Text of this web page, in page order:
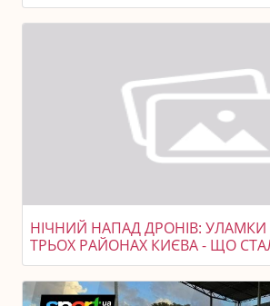
НІЧНИЙ НАПАД ДРОНІВ:
ТРЬОХ РАЙОНАХ КИЄВА - ЩО